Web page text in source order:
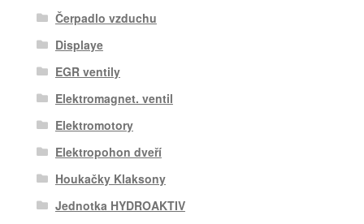
Čerpadlo vzduchu
Displaye
EGR ventily
Elektromagnet. ventil
Elektromotory
Elektropohon dveří
Houkačky Klaksony
Jednotka HYDROAKTIV